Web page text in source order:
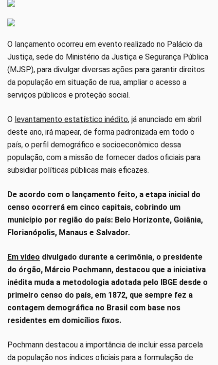
O lançamento ocorreu em evento realizado no Palácio da
Justiça, sede do Ministério da Justiça e Segurança Pública
(MJSP), para divulgar diversas ações para garantir direitos
da população em situação de rua, ampliar o acesso a
serviços públicos e proteção social.
O levantamento estatístico inédito, já anunciado em abril
deste ano, irá mapear, de forma padronizada em todo o
país, o perfil demográfico e socioeconômico dessa
população, com a missão de fornecer dados oficiais para
subsidiar políticas públicas mais eficazes.
De acordo com o lançamento feito, a etapa inicial do
censo ocorrerá em cinco capitais, cobrindo um
município por região do país: Belo Horizonte, Goiânia,
Florianópolis, Manaus e Salvador.
Em vídeo divulgado durante a cerimônia, o presidente
do órgão, Márcio Pochmann, destacou que a iniciativa
inédita muda a metodologia adotada pelo IBGE desde o
primeiro censo do país, em 1872, que sempre fez a
contagem demográfica no Brasil com base nos
residentes em domicílios fixos.
Pochmann destacou a importância de incluir essa parcela
da população nos índices oficiais para a formulação de